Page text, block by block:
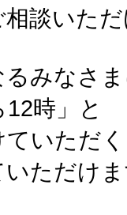
談いた
みなさ
時」と
ていただ
ただけ